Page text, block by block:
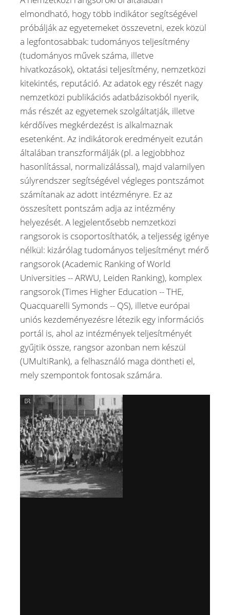
elmondható, hogy több indikátor segítségével
próbálják az egyetemeket összevetni, ezek közül
a legfontosabbak: tudományos teljesítmény
(tudományos művek száma, illetve
hivatkozások), oktatási teljesítmény, nemzetközi
kitekintés, reputáció. Az adatok egy részét nagy
nemzetközi publikációs adatbázisokból nyerik,
más részét az egyetemek szolgáltatják, illetve
kérdőíves megkérdezést is alkalmaznak
esetenként. Az indikátorok eredményeit ezután
általában transzformálják (pl. a legjobbhoz
hasonlítással, normalizálással), majd valamilyen
súlyrendszer segítségével végleges pontszámot
számítanak az adott intézményre. Ez az
összesített pontszám adja az intézmény
helyezését. A legjelentősebb nemzetközi
rangsorok is csoportosíthatók, a teljesség igénye
nélkül: kizárólag tudományos teljesítményt mérő
rangsorok (Academic Ranking of World
Universities -- ARWU, Leiden Ranking), komplex
rangsorok (Times Higher Education -- THE,
Quacquarelli Symonds -- QS), illetve európai
uniós kezdeményezésre létezik egy információs
portál is, ahol az intézmények teljesítményét
gyűjtik össze, rangsor azonban nem készül
(UMultiRank), a felhasználó maga döntheti el,
mely szempontok fontosak számára.